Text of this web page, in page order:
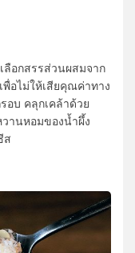
ลือกสรรส่วนผสมจาก
อไม่ให้เสียคุณค่าทาง
อบ คลุกเคล้าด้วย
านหอมของน้ำผึ้ง
ส